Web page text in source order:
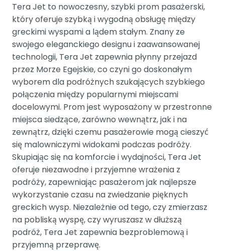
Tera Jet to nowoczesny, szybki prom pasażerski,
który oferuje szybką i wygodną obsługę między
greckimi wyspami a lądem stałym. Znany ze
swojego eleganckiego designu i zaawansowanej
technologii, Tera Jet zapewnia płynny przejazd
przez Morze Egejskie, co czyni go doskonałym
wyborem dla podróżnych szukających szybkiego
połączenia między popularnymi miejscami
docelowymi. Prom jest wyposażony w przestronne
miejsca siedzące, zarówno wewnątrz, jak i na
zewnątrz, dzięki czemu pasażerowie mogą cieszyć
się malowniczymi widokami podczas podróży.
Skupiając się na komforcie i wydajności, Tera Jet
oferuje niezawodne i przyjemne wrażenia z
podróży, zapewniając pasażerom jak najlepsze
wykorzystanie czasu na zwiedzanie pięknych
greckich wysp. Niezależnie od tego, czy zmierzasz
na pobliską wyspę, czy wyruszasz w dłuższą
podróż, Tera Jet zapewnia bezproblemową i
przyjemną przeprawę.